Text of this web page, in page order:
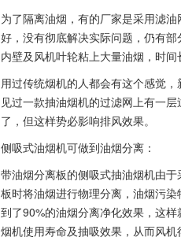
为了隔离油烟，有的厂家是采用滤
好，没有彻底解决实际问题，仍有
内壁及风机叶轮粘上大量油烟，时间
用过传统烟机的人都会有这个感觉
见过一款抽油烟机的过滤网上有一
了，但这样势必影响排风效果。
侧吸式油烟机可做到油烟分离：
带油烟分离板的侧吸式抽油烟机由
板时将油烟进行物理分离，油烟污
到了90%的油烟分离净化效果，这
烟机使用寿命及抽吸效果，从而风机